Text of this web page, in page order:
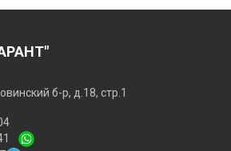
б-р, д.18, стр.1